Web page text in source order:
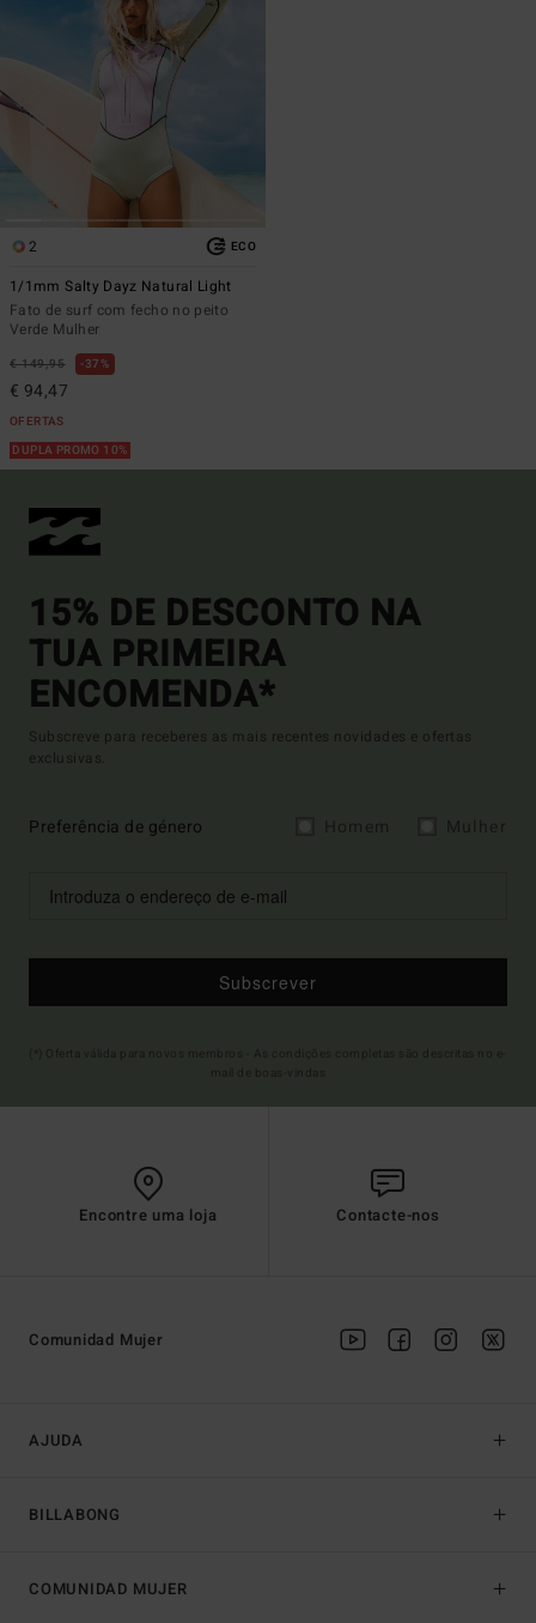
2 ECO
1/1mm Salty Dayz Natural Light
Fato de surf com fecho no peito
Verde Mulher
€ 149,95 37%
€ 94,47
OFERTAS
DUPLA PROMO 10%
15% DE DESCONTO NA
TUA PRIMEIRA
ENCOMENDA*
Subscreve para receberes as mais recentes novidades e ofertas
exclusivas.
Preferência de género
Subscrever
Encontre uma loja Contacte-nos
AJUDA
BILLABONG
Comunidad Mujer
COMUNIDAD MUJER